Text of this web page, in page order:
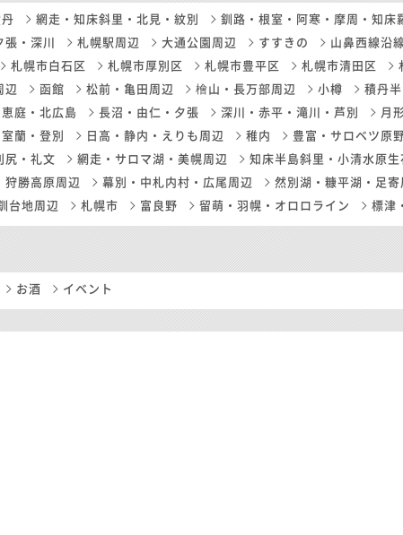
網走・知床斜里・北見・紋別
釧路・根室・阿寒・摩周・知床
・深川 札幌駅周辺 大通公園周辺 すすきの
山鼻西線沿
札幌市白石区 札幌市厚別区 札幌市豊平区 札幌市清田区
辺 函館 松前・亀田周辺 檜山・長万部周辺 小樽
積丹
庭・北広島 長沼・由仁・夕張 深川・赤平・滝川・芦別
月
室蘭・登別 日高・静内・えりも周辺 稚内
豊富・サロベツ原
尻・礼文 網走・サロマ湖・美幌周辺
知床半島斜里・小清水原生
狩勝高原周辺 幕別・中札内村・広尾周辺 然別湖・糠平湖・足寄
台地周辺 札幌市 富良野 留萌・羽幌・オロロライン 標津
お酒 イベント